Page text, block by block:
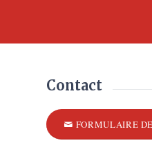
Contact
FORMULAIRE